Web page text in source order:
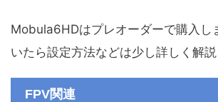
Mobula6HDはプレオーダーで購入し
いたら設定方法などは少し詳しく解説
FPV関連